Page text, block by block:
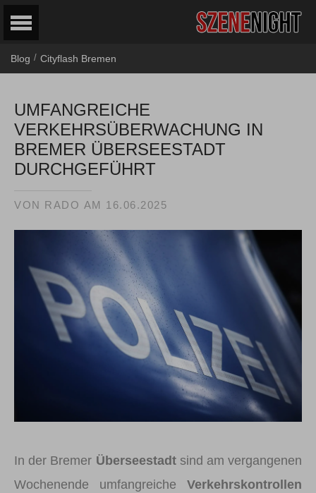
Blog / Cityflash Bremen
UMFANGREICHE
VERKEHRSÜBERWACHUNG IN
BREMER ÜBERSEESTADT
DURCHGEFÜHRT
VON RADO AM 16.06.2025
In der Bremer Überseestadtsind am vergangenen
Wochenende umfangreiche Verkehrskontrollen